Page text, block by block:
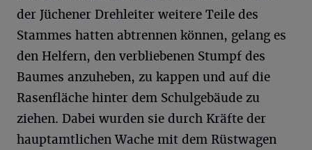
der Jüchener Drehleiter weitere Teile des
Stammes hatten abtrennen können, gelang es
den Helfern, den verbliebenen Stumpf des
Baumes anzuheben, zu kappen und auf die
Rasenfläche hinter dem Schulgebäude zu
ziehen. Dabei wurden sie durch Kräfte der
hauptamtlichen Wache mit dem Rüstwagen